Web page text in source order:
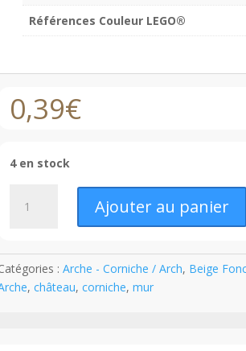
Références Couleur LEGO®
0,39€
4 en stock
1
x
Ajouter au panier
: Arche - Corniche / Arch, Beige
, château, corniche, mur